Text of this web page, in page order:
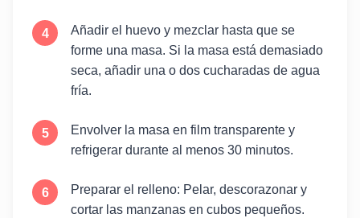
Añadir el huevo y mezclar hasta que se
forme una masa. Si la masa está demasiado
seca, añadir una o dos cucharadas de agua
fría.
Envolver la masa en film transparente y
refrigerar durante al menos 30 minutos.
Preparar el relleno: Pelar, descorazonar y
cortar las manzanas en cubos pequeños.